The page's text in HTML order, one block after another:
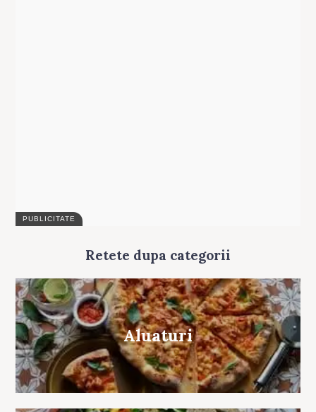
Retete dupa categorii
Aluaturi